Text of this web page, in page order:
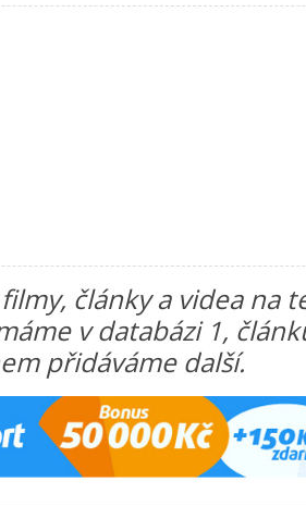
články a videa na
v databázi 1,
přidáváme další.